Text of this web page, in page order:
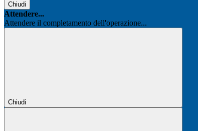
Chiudi
Attendere...
Attendere il completamento dell'operazione...
Chiudi